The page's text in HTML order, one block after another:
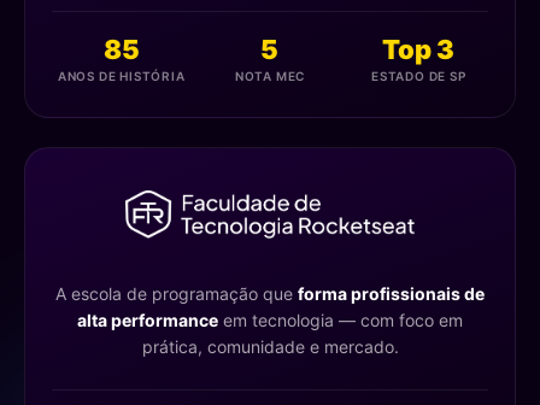
85
ANOS DE HISTÓRIA
5
NOTA MEC
Top 3
ESTADO DE SP
A escola de programação que forma profissionais de
alta performance em tecnologia — com foco em
prática, comunidade e mercado.